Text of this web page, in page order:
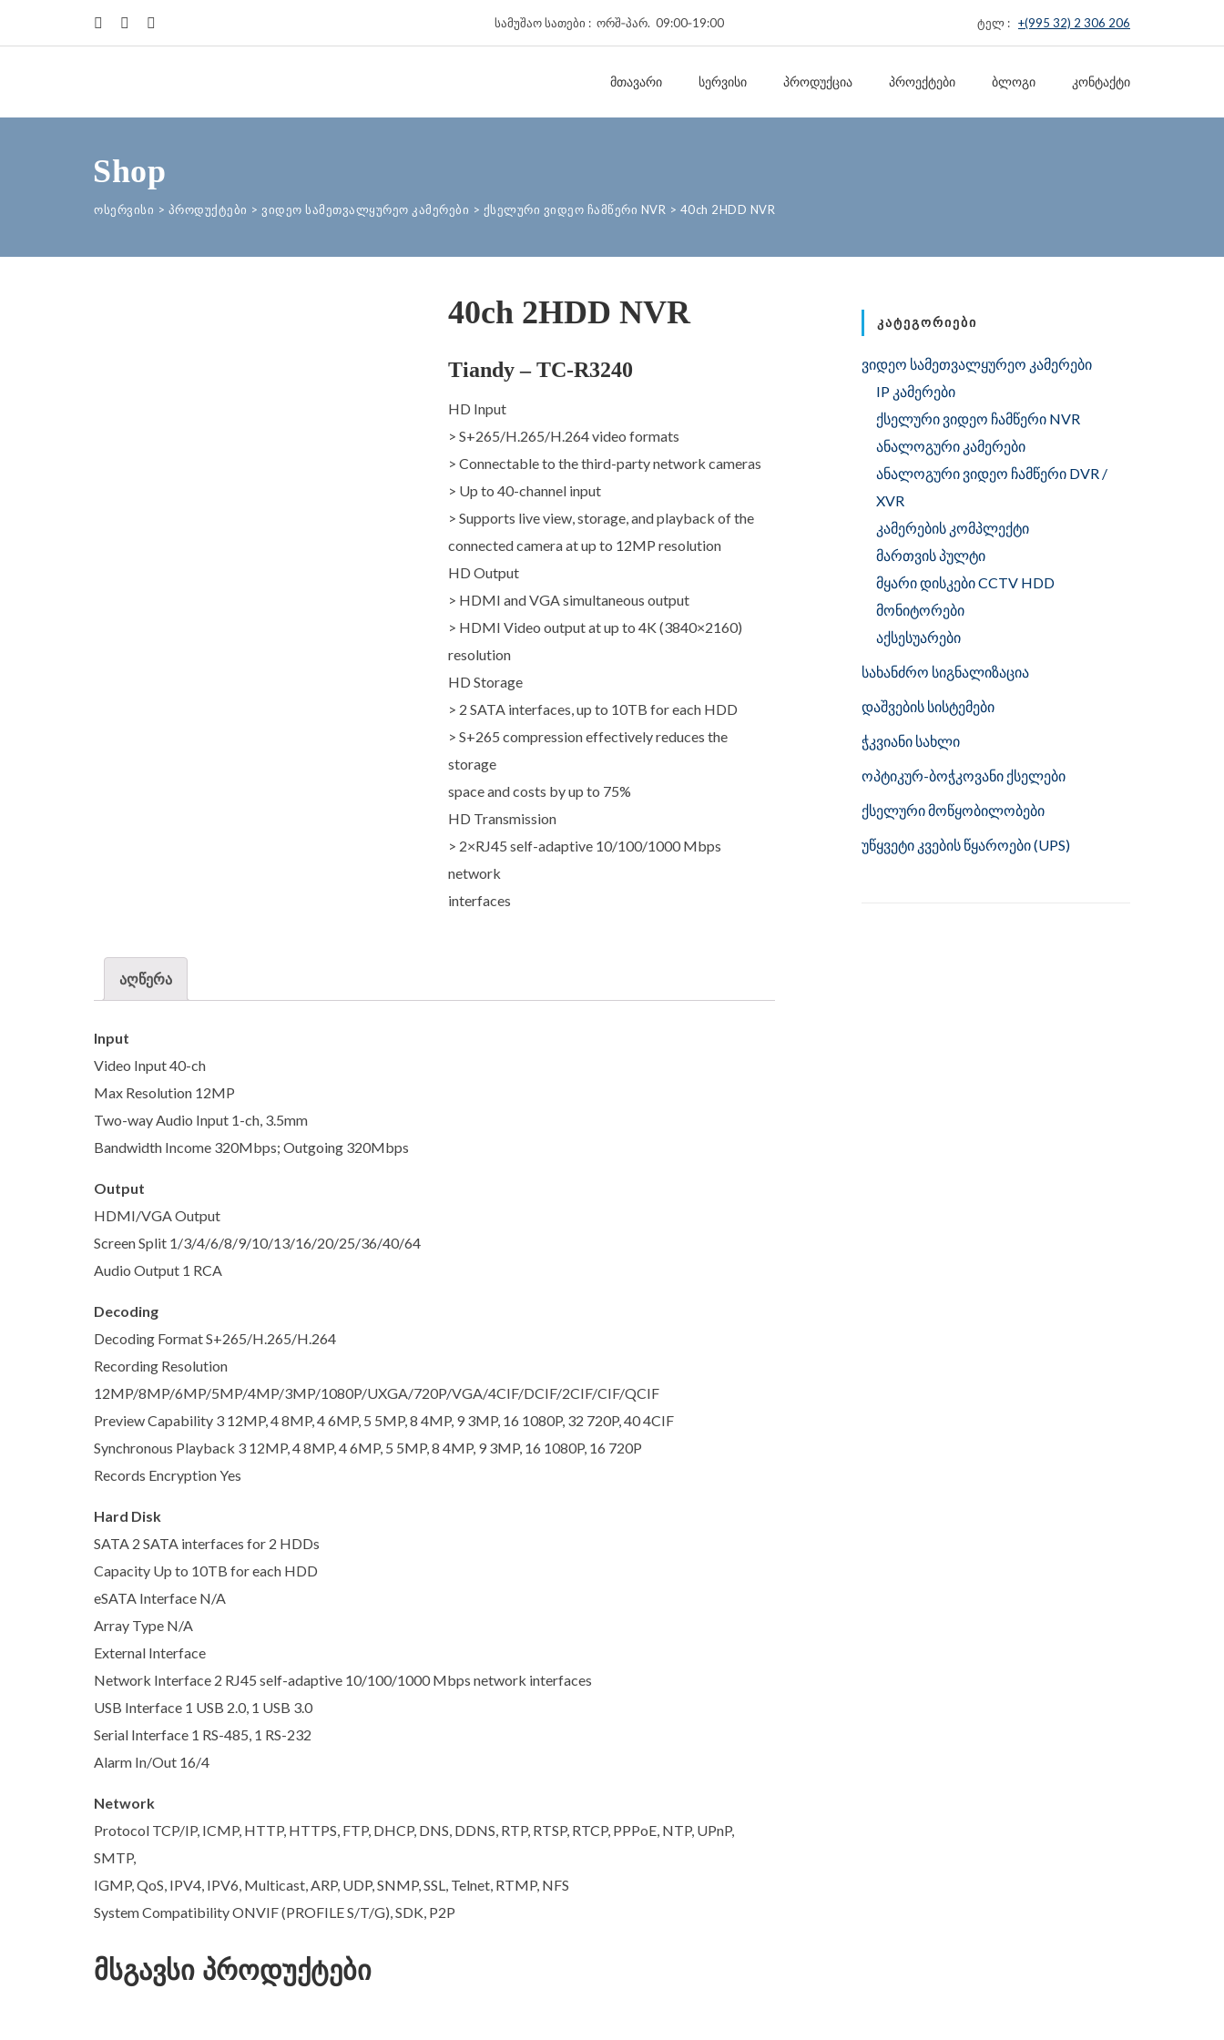
სამუშაო სათები : ორშ‑პარ. 09:00‑19:00 ტელ : +(995 32) 2 306 206
ᲛᲗᲐᲕᲐᲠᲘ ᲡᲔᲠᲕᲘᲡᲘ ᲞᲠᲝᲓᲣᲥᲪᲘᲐ ᲞᲠᲝᲔᲥᲢᲔᲑᲘ ᲑᲚᲝᲒᲘ ᲙᲝᲜᲢᲐᲥᲢᲘ
Shop
ოსერვისი > პროდუქტები > ვიდეო სამეთვალყურეო კამერები > ქსელური ვიდეო ჩამწერი NVR > 40ch 2HDD NVR
40ch 2HDD NVR
Tiandy – TC-R3240
HD Input
> S+265/H.265/H.264 video formats
> Connectable to the third-party network cameras
> Up to 40-channel input
> Supports live view, storage, and playback of the
connected camera at up to 12MP resolution
HD Output
> HDMI and VGA simultaneous output
> HDMI Video output at up to 4K (3840×2160)
resolution
HD Storage
> 2 SATA interfaces, up to 10TB for each HDD
> S+265 compression effectively reduces the
storage
space and costs by up to 75%
HD Transmission
> 2×RJ45 self-adaptive 10/100/1000 Mbps
network
interfaces
აღწერა
Input
Video Input 40-ch
Max Resolution 12MP
Two-way Audio Input 1-ch, 3.5mm
Bandwidth Income 320Mbps; Outgoing 320Mbps
Output
HDMI/VGA Output
Screen Split 1/3/4/6/8/9/10/13/16/20/25/36/40/64
Audio Output 1 RCA
Decoding
Decoding Format S+265/H.265/H.264
Recording Resolution
12MP/8MP/6MP/5MP/4MP/3MP/1080P/UXGA/720P/VGA/4CIF/DCIF/2CIF/CIF/QCIF
Preview Capability 3 12MP, 4 8MP, 4 6MP, 5 5MP, 8 4MP, 9 3MP, 16 1080P, 32 720P, 40 4CIF
Synchronous Playback 3 12MP, 4 8MP, 4 6MP, 5 5MP, 8 4MP, 9 3MP, 16 1080P, 16 720P
Records Encryption Yes
Hard Disk
SATA 2 SATA interfaces for 2 HDDs
Capacity Up to 10TB for each HDD
eSATA Interface N/A
Array Type N/A
External Interface
Network Interface 2 RJ45 self-adaptive 10/100/1000 Mbps network interfaces
USB Interface 1 USB 2.0, 1 USB 3.0
Serial Interface 1 RS-485, 1 RS-232
Alarm In/Out 16/4
Network
Protocol TCP/IP, ICMP, HTTP, HTTPS, FTP, DHCP, DNS, DDNS, RTP, RTSP, RTCP, PPPoE, NTP, UPnP,
SMTP,
IGMP, QoS, IPV4, IPV6, Multicast, ARP, UDP, SNMP, SSL, Telnet, RTMP, NFS
System Compatibility ONVIF (PROFILE S/T/G), SDK, P2P
მსგავსი პროდუქტები
ᲙᲐᲢᲔᲒᲝᲠᲘᲔᲑᲘ
ვიდეო სამეთვალყურეო კამერები
IP კამერები
ქსელური ვიდეო ჩამწერი NVR
ანალოგური კამერები
ანალოგური ვიდეო ჩამწერი DVR /
XVR
კამერების კომპლექტი
მართვის პულტი
მყარი დისკები CCTV HDD
მონიტორები
აქსესუარები
სახანძრო სიგნალიზაცია
დაშვების სისტემები
ჭკვიანი სახლი
ოპტიკურ-ბოჭკოვანი ქსელები
ქსელური მოწყობილობები
უწყვეტი კვების წყაროები (UPS)